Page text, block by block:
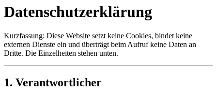
Datenschutzerklärung
Kurzfassung: Diese Website setzt keine Cookies, bindet keine
externen Dienste ein und überträgt beim Aufruf keine Daten an
Dritte. Die Einzelheiten stehen unten.
1. Verantwortlicher